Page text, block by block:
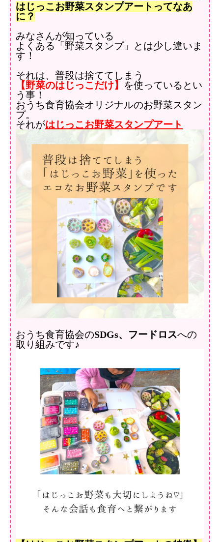
はじっこお野菜スタンプアートってなあ
に？
みなさんが知っている
よくある「野菜スタンプ」とは少し違いま
す！
それは、普段は捨ててしまう
【野菜のはじっこだけ】 を使っているとい
う事！
おうち食育協会オリジナルのお野菜スタン
プ。
それがはじっこお野菜スタンプアート
おうち食育協会のSDGs、フードロスへの
取り組みです♪